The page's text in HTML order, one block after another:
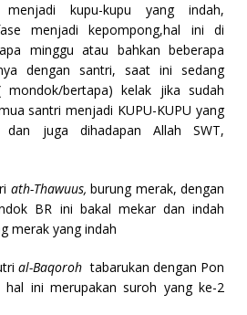
kupu-kupu yang indah,
menjadi kepompong,hal ini di
minggu atau bahkan beberapa
dengan santri, saat ini sedang
bertapa) kelak jika sudah
santri menjadi KUPU-KUPU yang
juga dihadapan Allah SWT,
ath-Thawuus,burung merak, dengan
BR ini bakal mekar dan indah
merak yang indah
al-Baqoroh tabarukan dengan Pon
ini merupakan suroh yang ke-2